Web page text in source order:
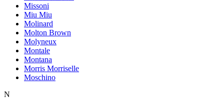
Missoni
Miu Miu
Molinard
Molton Brown
Molyneux
Montale
Montana
Morris Morriselle
Moschino
N